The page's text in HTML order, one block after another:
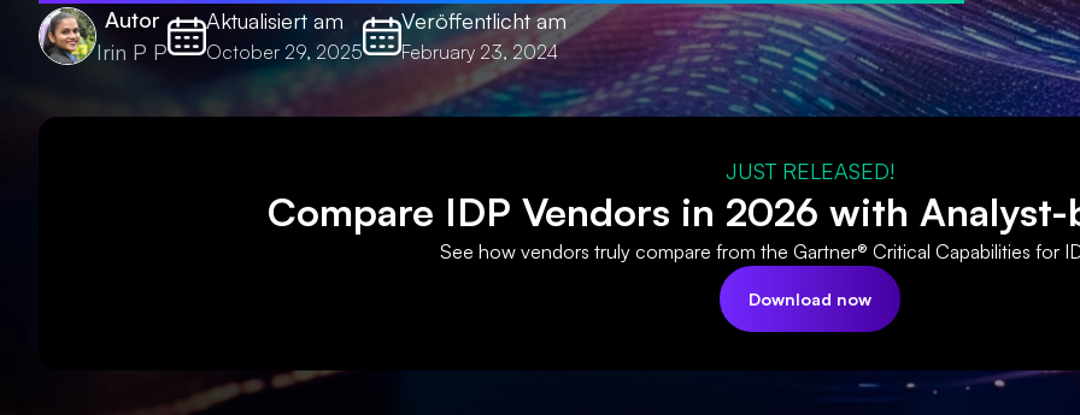
Autor
Irin P P
Aktualisiert am
October 29, 2025
Veröffentlicht am
February 23, 2024
JUST RELEASED!
Compare IDP Vendors in 2026 with
See how vendors truly compare from the Gartner® Critical Capabilities for
Download now